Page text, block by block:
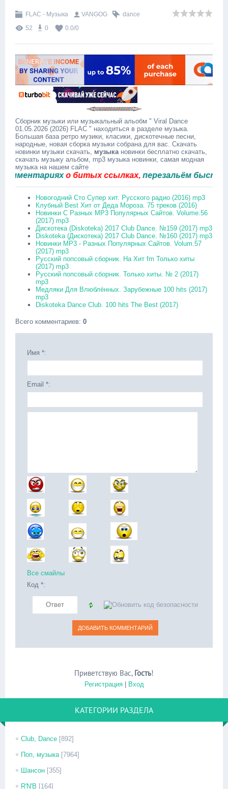
FLAC - Музыка VANGOG
dance
52
0 0.0/0
Сборник музыки или музыкальный альобм " Viral Dance
01.05.2026 (2026) FLAC " находиться в разделе музыка.
Большая база ретро музики, класики, дискотечные песни,
народные, новая сборка музыки собрана для вас. Скачать
новинки музыки скачать, музыкановинки бесплатно скачать,
скачать музыку альбом, mp3 музыка новинки, самая модная
музыка на нашем сайте
о битых ссылках,перезальём быстро.
Новогодний Сто Супер хит. Русского радио (2016) mp3
Клубный Best Хит от Деда Мороза. 75 треков (2016)
Новинки С Разных MP3 Популярных Сайтов. Volume.56
(2017) mp3
Дискотека (Diskoteka) 2017 Club Dance. №159 (2017) mp3
Diskoteka (Дискотека) 2017 Club Dance. №160 (2017) mp3
Новинки MP3 - Разных Популярных Сайтов. Volum.57
(2017) mp3
Русский попсовый сборник. На Хит fm Только хиты
(2017) mp3
Русский попсовый сборник. Только хиты. № 2 (2017)
mp3
Медляки Для Влюблённых. Зарубежные 100 hits (2017)
mp3
Diskoteka Dance Club. 100 hits The Best (2017)
Всего комментариев: 0
Имя *:
Email *:
Все смайлы
Код *:
Приветствую Вас, Гость!
Регистрация| Вход
КАТЕГОРИИ РАЗДЕЛА
Club, Dance [892]
Поп, музыка [7964]
Шансон [355]
R'N'B [164]